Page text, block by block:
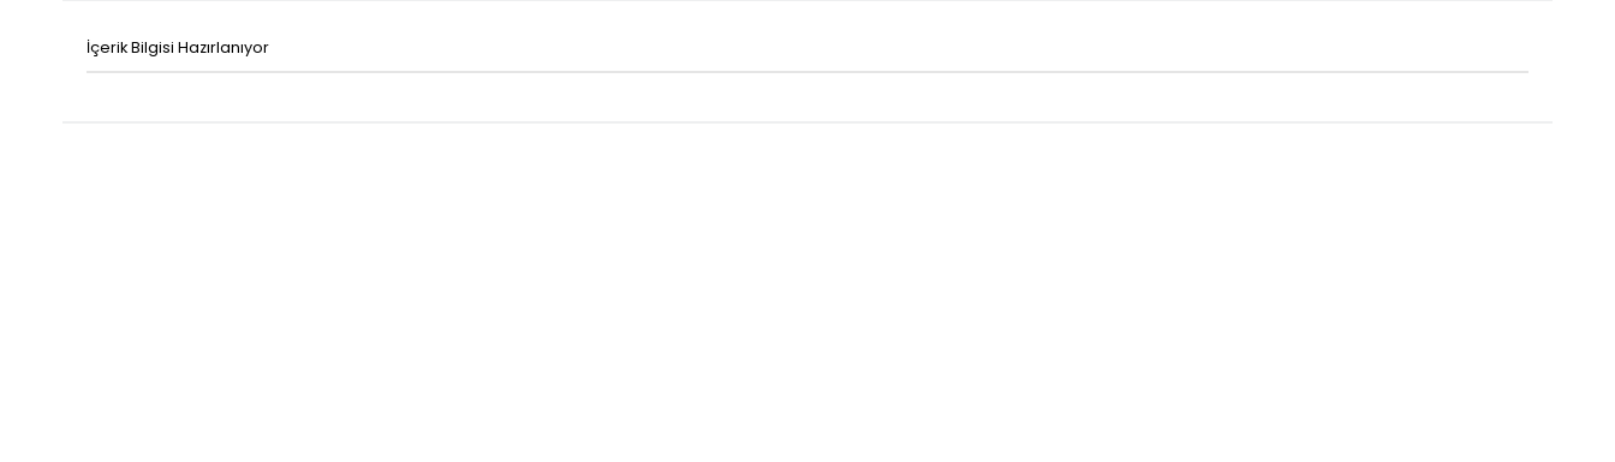
İçerik Bilgisi Hazırlanıyor